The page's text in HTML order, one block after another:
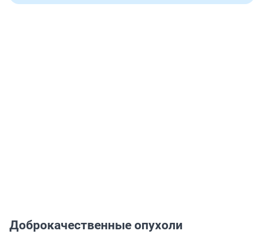
Доброкачественные опухоли